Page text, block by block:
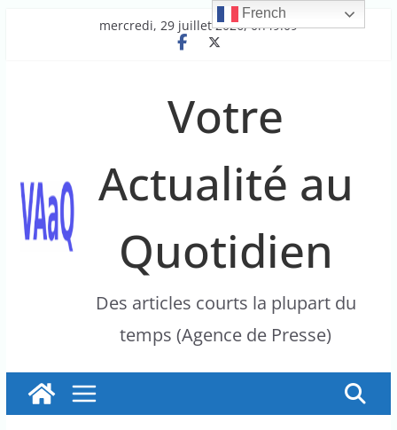
mercredi, 29 juillet 2026, 0h49:09
Votre
Actualité au
Quotidien
Des articles courts la plupart du
temps (Agence de Presse)
French